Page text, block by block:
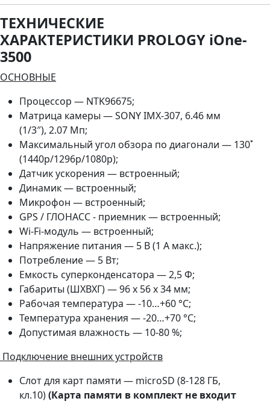
ТЕХНИЧЕСКИЕ
ХАРАКТЕРИСТИКИ PROLOGY iOne-
3500
ОСНОВНЫЕ
Процессор — NTK96675;
Матрица камеры — SONY IMX-307, 6.46 мм
(1/3″), 2.07 Мп;
Максимальный угол обзора по диагонали — 130˚
(1440p/1296p/1080p);
Датчик ускорения — встроенный;
Динамик — встроенный;
Микрофон — встроенный;
GPS / ГЛОНАСС - приемник — встроенный;
Wi-Fi-модуль — встроенный;
Напряжение питания — 5 В (1 А макс.);
Потребление — 5 Вт;
Емкость суперконденсатора — 2,5 Ф;
Габариты (ШXВXГ) — 96 х 56 х 34 мм;
Рабочая температура — -10…+60 °С;
Температура хранения — -20…+70 °С;
Допустимая влажность — 10-80 %;
Подключение внешних устройств
Слот для карт памяти — microSD (8-128 ГБ,
кл.10)(Карта памяти в комплект не входит